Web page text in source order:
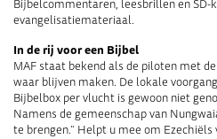
Bijbelcommentaren, leesbrillen en
evangelisatiemateriaal.
In de rij voor een Bijbel
MAF staat bekend als de piloten met
waar blijven maken. De lokale
Bijbelbox per vlucht is gewoon niet
Namens de gemeenschap van
te brengen.” Helpt u mee om